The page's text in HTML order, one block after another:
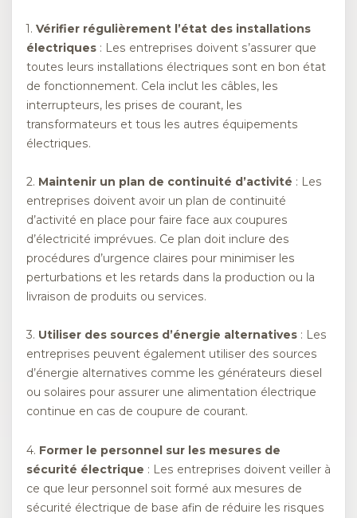
1. Vérifier régulièrement l’état des installations
électriques : Les entreprises doivent s’assurer que
toutes leurs installations électriques sont en bon état
de fonctionnement. Cela inclut les câbles, les
interrupteurs, les prises de courant, les
transformateurs et tous les autres équipements
électriques.
2. Maintenir un plan de continuité d’activité : Les
entreprises doivent avoir un plan de continuité
d’activité en place pour faire face aux coupures
d’électricité imprévues. Ce plan doit inclure des
procédures d’urgence claires pour minimiser les
perturbations et les retards dans la production ou la
livraison de produits ou services.
3. Utiliser des sources d’énergie alternatives : Les
entreprises peuvent également utiliser des sources
d’énergie alternatives comme les générateurs diesel
ou solaires pour assurer une alimentation électrique
continue en cas de coupure de courant.
4. Former le personnel sur les mesures de
sécurité électrique : Les entreprises doivent veiller à
ce que leur personnel soit formé aux mesures de
sécurité électrique de base afin de réduire les risques